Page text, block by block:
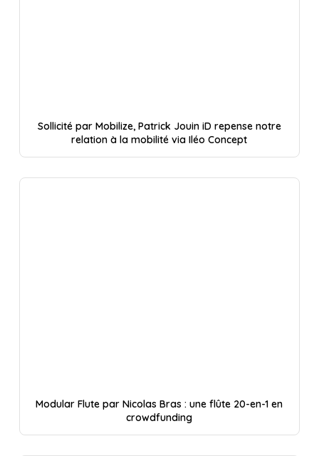
Sollicité par Mobilize, Patrick Jouin iD repense notre
relation à la mobilité via Iléo Concept
Modular Flute par Nicolas Bras : une flûte 20-en-1 en
crowdfunding